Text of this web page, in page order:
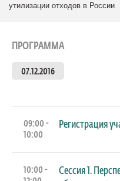
утилизации отходов в России
ПРОГРАММА
07.12.2016
09:00 -
10:00
Регистрация
10:00 -
Сессия 1.